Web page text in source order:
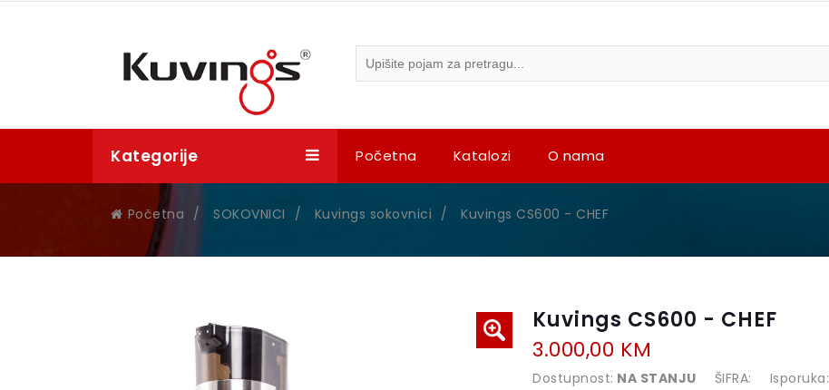
Kategorije Početna Katalozi O nama
Početna / SOKOVNICI / Kuvings sokovnici / Kuvings CS600 - CHEF
Kuvings CS600 - CHEF
3.000,00 KM
Dostupnost: NA STANJU ŠIFRA: Isporuka: